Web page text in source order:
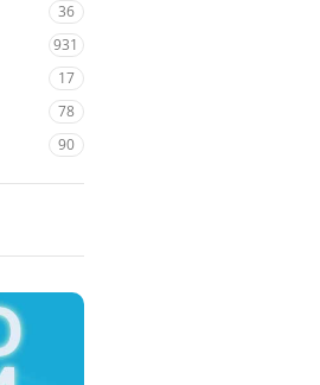
36
931
17
78
90